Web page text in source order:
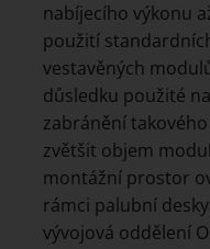
nabíjecího výkonu
použití
vestavěných
důsledku použité
zabránění
zvětšit objem
montážní prostor
rámci palubní
vývojová oddělení